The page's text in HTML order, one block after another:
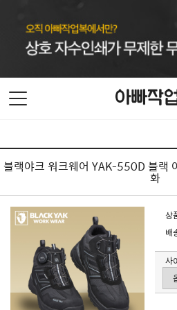
블랙야크 워크웨어 YAK-550D 블랙
화
상
배
사